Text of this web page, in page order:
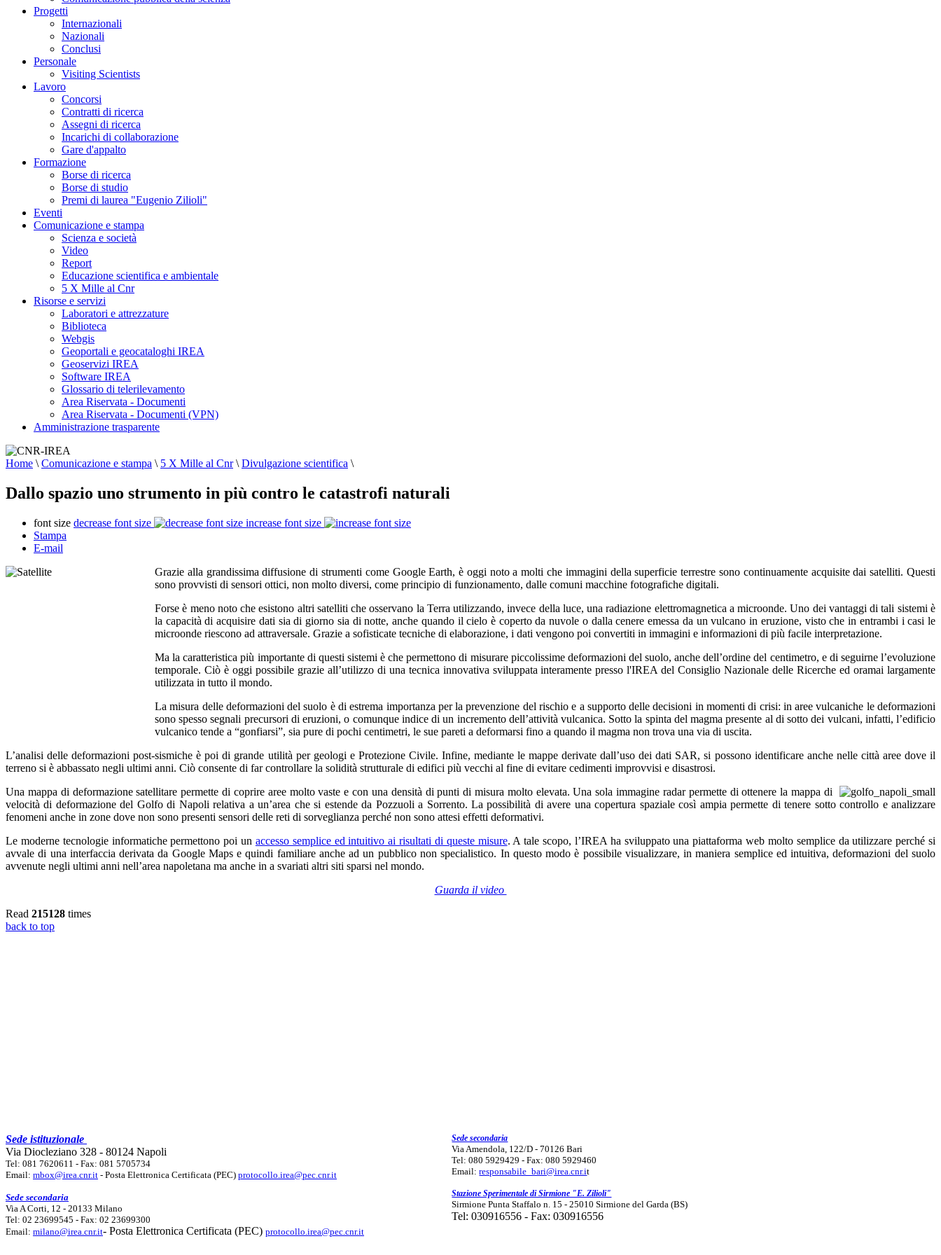
Progetti
Internazionali
Nazionali
Conclusi
Personale
Visiting Scientists
Lavoro
Concorsi
Contratti di ricerca
Assegni di ricerca
Incarichi di collaborazione
Gare d'appalto
Formazione
Borse di ricerca
Borse di studio
Premi di laurea "Eugenio Zilioli"
Eventi
Comunicazione e stampa
Scienza e società
Video
Report
Educazione scientifica e ambientale
5 X Mille al Cnr
Risorse e servizi
Laboratori e attrezzature
Biblioteca
Webgis
Geoportali e geocataloghi IREA
Geoservizi IREA
Software IREA
Glossario di telerilevamento
Area Riservata - Documenti
Area Riservata - Documenti (VPN)
Amministrazione trasparente
Home \ Comunicazione e stampa \ 5 X Mille al Cnr \ Divulgazione scientifica \
Dallo spazio uno strumento in più contro le catastrofi naturali
font size decrease font size
increase font size
Stampa
E-mail
Grazie alla grandissima diffusione di strumenti come Google Earth, è oggi noto a molti che immagini della superficie terrestre sono continuamente acquisite dai satelliti. Questi
sono provvisti di sensori ottici, non molto diversi, come principio di funzionamento, dalle comuni macchine fotografiche digitali.
Forse è meno noto che esistono altri satelliti che osservano la Terra utilizzando, invece della luce, una radiazione elettromagnetica a microonde. Uno dei vantaggi di tali sistemi è
la capacità di acquisire dati sia di giorno sia di notte, anche quando il cielo è coperto da nuvole o dalla cenere emessa da un vulcano in eruzione, visto che in entrambi i casi le
microonde riescono ad attraversale. Grazie a sofisticate tecniche di elaborazione, i dati vengono poi convertiti in immagini e informazioni di più facile interpretazione.
Ma la caratteristica più importante di questi sistemi è che permettono di misurare piccolissime deformazioni del suolo, anche dell’ordine del centimetro, e di seguirne l’evoluzione
temporale. Ciò è oggi possibile grazie all’utilizzo di una tecnica innovativa sviluppata interamente presso l'IREA del Consiglio Nazionale delle Ricerche ed oramai largamente
utilizzata in tutto il mondo.
La misura delle deformazioni del suolo è di estrema importanza per la prevenzione del rischio e a supporto delle decisioni in momenti di crisi: in aree vulcaniche le deformazioni
sono spesso segnali precursori di eruzioni, o comunque indice di un incremento dell’attività vulcanica. Sotto la spinta del magma presente al di sotto dei vulcani, infatti, l’edificio
vulcanico tende a “gonfiarsi”, sia pure di pochi centimetri, le sue pareti a deformarsi fino a quando il magma non trova una via di uscita.
L’analisi delle deformazioni post-sismiche è poi di grande utilità per geologi e Protezione Civile. Infine, mediante le mappe derivate dall’uso dei dati SAR, si possono identificare anche nelle città aree dove il
terreno si è abbassato negli ultimi anni. Ciò consente di far controllare la solidità strutturale di edifici più vecchi al fine di evitare cedimenti improvvisi e disastrosi.
Una mappa di deformazione satellitare permette di coprire aree molto vaste e con una densità di punti di misura molto elevata. Una sola immagine radar permette di ottenere la mappa di
velocità di deformazione del Golfo di Napoli relativa a un’area che si estende da Pozzuoli a Sorrento. La possibilità di avere una copertura spaziale così ampia permette di tenere sotto controllo e analizzare
fenomeni anche in zone dove non sono presenti sensori delle reti di sorveglianza perché non sono attesi effetti deformativi.
Le moderne tecnologie informatiche permettono poi un accesso semplice ed intuitivo ai risultati di queste misure. A tale scopo, l’IREA ha sviluppato una piattaforma web molto semplice da utilizzare perché si
avvale di una interfaccia derivata da Google Maps e quindi familiare anche ad un pubblico non specialistico. In questo modo è possibile visualizzare, in maniera semplice ed intuitiva, deformazioni del suolo
avvenute negli ultimi anni nell’area napoletana ma anche in a svariati altri siti sparsi nel mondo.
Guarda il video
Read 215128 times
back to top
Sede istituzionale
Via Diocleziano 328 - 80124 Napoli
Tel: 081 7620611 - Fax: 081 5705734
Email: mbox@irea.cnr.it - Posta Elettronica Certificata (PEC) protocollo.irea@pec.cnr.it
Sede secondaria
Via A Corti, 12 - 20133 Milano
Tel: 02 23699545 - Fax: 02 23699300
Email: milano@irea.cnr.it- Posta Elettronica Certificata (PEC) protocollo.irea@pec.cnr.it
Sede secondaria
Via Amendola, 122/D - 70126 Bari
Tel: 080 5929429 - Fax: 080 5929460
Email:responsabile_bari@irea.cnr.it
Stazione Sperimentale di Sirmione "E. Zilioli"
Sirmione Punta Staffalo n. 15 - 25010 Sirmione del Garda (BS)
Tel: 030916556 - Fax: 030916556